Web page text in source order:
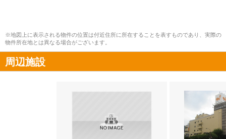
※地図上に表示される物件の位置は付近住所に所在することを表すものであり、実際の
物件所在地とは異なる場合がございます。
周辺施設